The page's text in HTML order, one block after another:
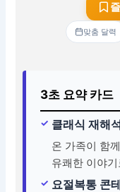
맞춤 달력
3초 요약 카드
클래식 재해
온 가족이 함
유쾌한 이야
요절복통 콘